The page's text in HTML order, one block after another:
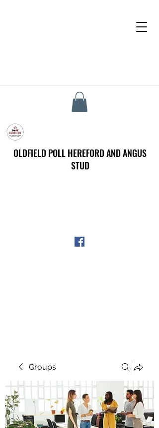
OLDFIELD POLL HEREFORD AND ANGUS
STUD
Groups